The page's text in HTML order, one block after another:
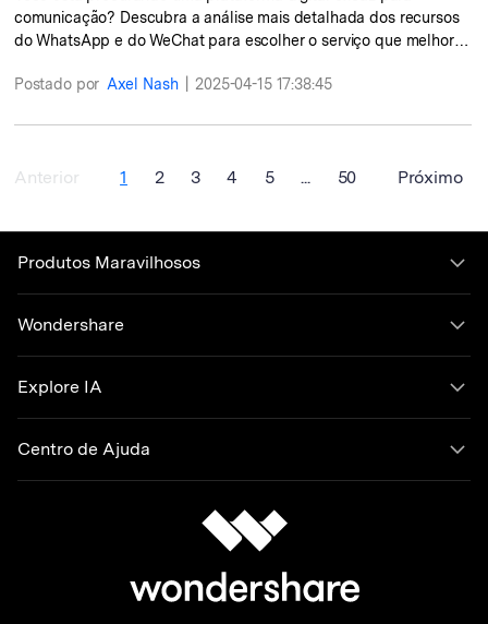
comunicação? Descubra a análise mais detalhada dos recursos
do WhatsApp e do WeChat para escolher o serviço que melhor
Postado por Axel Nash 2025-04-15 17:38:45
Anterior 1 2 3 4 5 ... 50 Próximo
Produtos Maravilhosos
Wondershare
Explore IA
Centro de Ajuda